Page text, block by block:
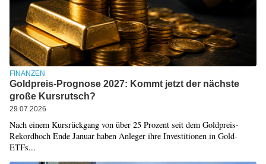
FINANZEN
Goldpreis-Prognose 2027: Kommt jetzt der nächste
große Kursrutsch?
29.07.2026
Nach einem Kursrückgang von über 25 Prozent seit dem Goldpreis-
Rekordhoch Ende Januar haben Anleger ihre Investitionen in Gold-
ETFs...